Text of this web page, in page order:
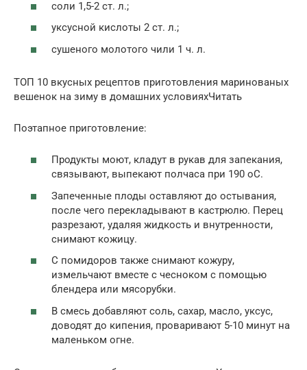
соли 1,5-2 ст. л.;
уксусной кислоты 2 ст. л.;
сушеного молотого чили 1 ч. л.
ТОП 10 вкусных рецептов приготовления маринованых
вешенок на зиму в домашних условияхЧитать
Поэтапное приготовление:
Продукты моют, кладут в рукав для запекания,
связывают, выпекают полчаса при 190 оС.
Запеченные плоды оставляют до остывания,
после чего перекладывают в кастрюлю. Перец
разрезают, удаляя жидкость и внутренности,
снимают кожицу.
С помидоров также снимают кожуру,
измельчают вместе с чесноком с помощью
блендера или мясорубки.
В смесь добавляют соль, сахар, масло, уксус,
доводят до кипения, проваривают 5-10 минут на
маленьком огне.